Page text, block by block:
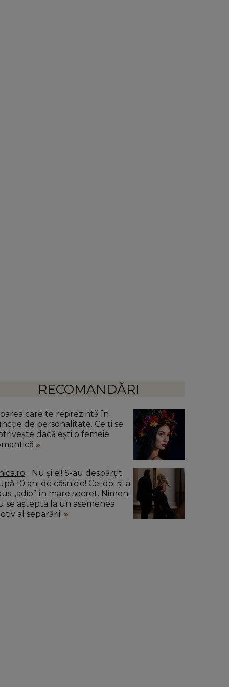
RECOMANDĂRI
care te reprezintă în
de personalitate. Ce ți se
dacă ești o femeie
10 ani de căsnicie! Cei doi și-a
„adio” în mare secret. Nimeni
se aștepta la un asemenea
al separării!